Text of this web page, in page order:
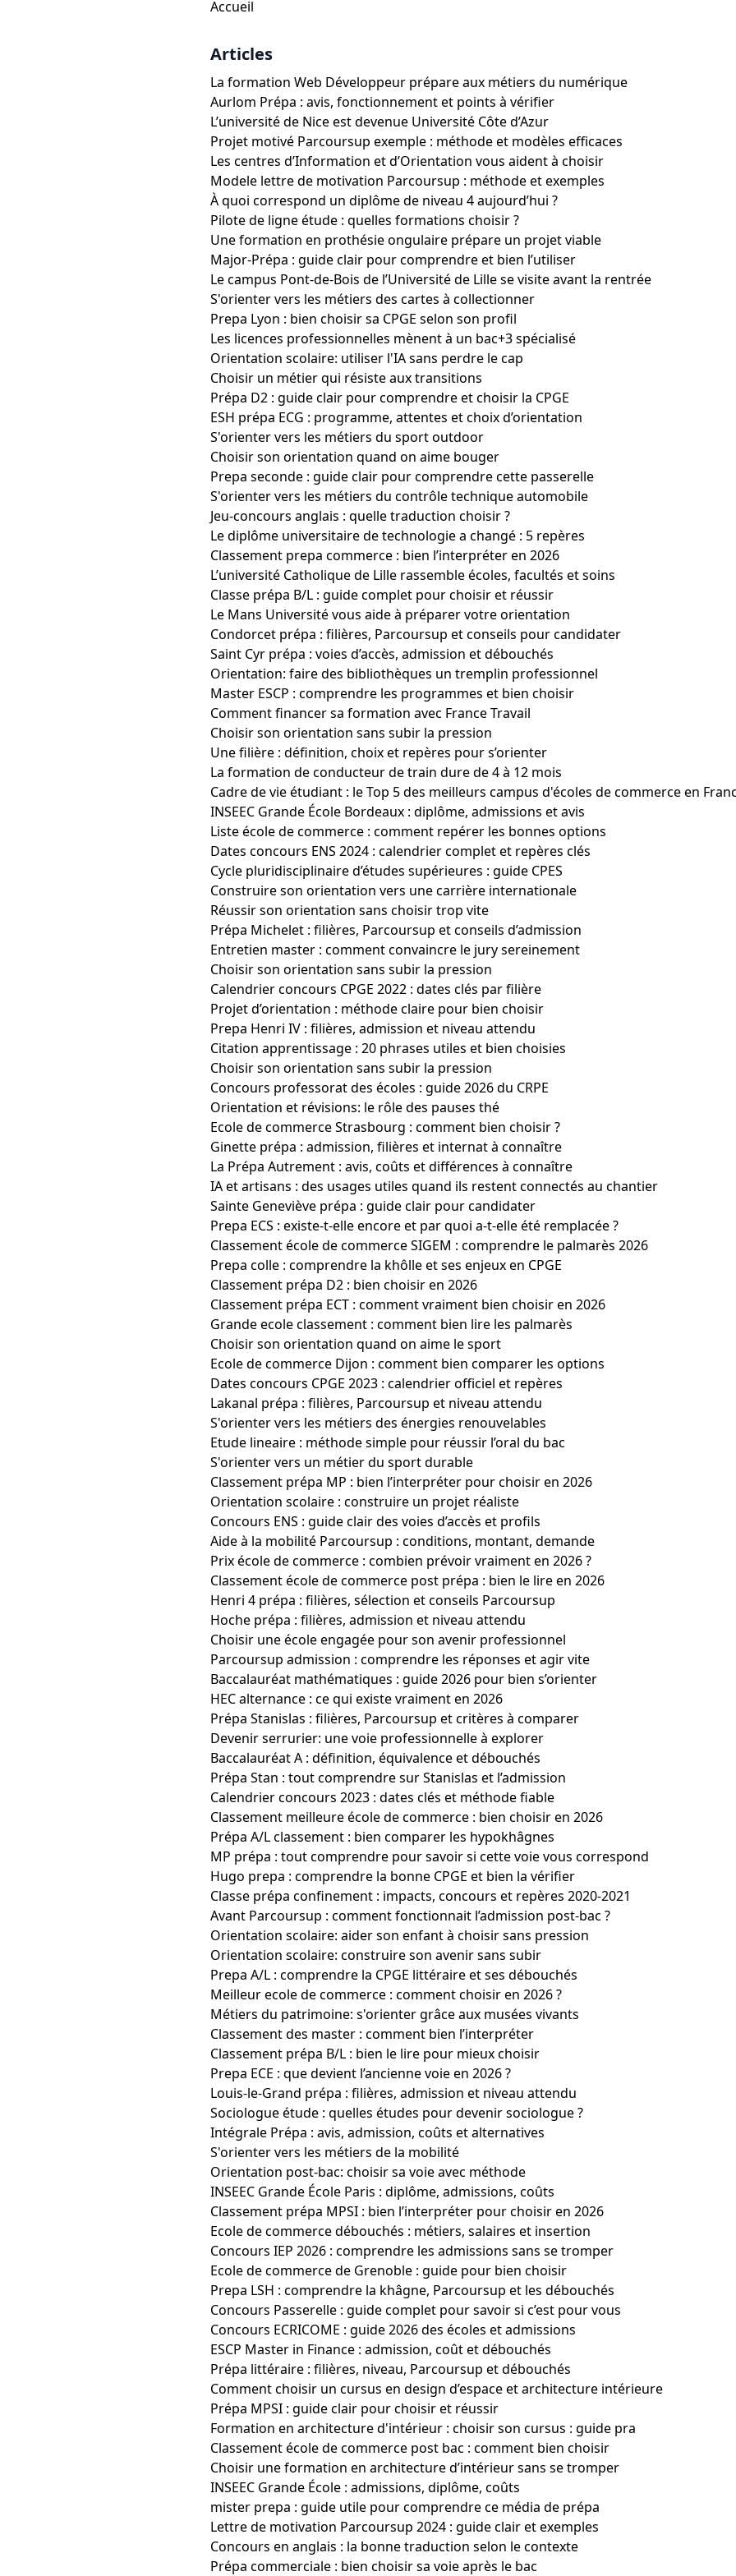
Accueil
Articles
La formation Web Développeur prépare aux métiers du numérique
Aurlom Prépa : avis, fonctionnement et points à vérifier
L’université de Nice est devenue Université Côte d’Azur
Projet motivé Parcoursup exemple : méthode et modèles efficaces
Les centres d’Information et d’Orientation vous aident à choisir
Modele lettre de motivation Parcoursup : méthode et exemples
À quoi correspond un diplôme de niveau 4 aujourd’hui ?
Pilote de ligne étude : quelles formations choisir ?
Une formation en prothésie ongulaire prépare un projet viable
Major-Prépa : guide clair pour comprendre et bien l’utiliser
Le campus Pont-de-Bois de l’Université de Lille se visite avant la rentrée
S'orienter vers les métiers des cartes à collectionner
Prepa Lyon : bien choisir sa CPGE selon son profil
Les licences professionnelles mènent à un bac+3 spécialisé
Orientation scolaire: utiliser l'IA sans perdre le cap
Choisir un métier qui résiste aux transitions
Prépa D2 : guide clair pour comprendre et choisir la CPGE
ESH prépa ECG : programme, attentes et choix d’orientation
S'orienter vers les métiers du sport outdoor
Choisir son orientation quand on aime bouger
Prepa seconde : guide clair pour comprendre cette passerelle
S'orienter vers les métiers du contrôle technique automobile
Jeu-concours anglais : quelle traduction choisir ?
Le diplôme universitaire de technologie a changé : 5 repères
Classement prepa commerce : bien l’interpréter en 2026
L’université Catholique de Lille rassemble écoles, facultés et soins
Classe prépa B/L : guide complet pour choisir et réussir
Le Mans Université vous aide à préparer votre orientation
Condorcet prépa : filières, Parcoursup et conseils pour candidater
Saint Cyr prépa : voies d’accès, admission et débouchés
Orientation: faire des bibliothèques un tremplin professionnel
Master ESCP : comprendre les programmes et bien choisir
Comment financer sa formation avec France Travail
Choisir son orientation sans subir la pression
Une filière : définition, choix et repères pour s’orienter
La formation de conducteur de train dure de 4 à 12 mois
Cadre de vie étudiant : le Top 5 des meilleurs campus d'écoles de commerce en
INSEEC Grande École Bordeaux : diplôme, admissions et avis
Liste école de commerce : comment repérer les bonnes options
Dates concours ENS 2024 : calendrier complet et repères clés
Cycle pluridisciplinaire d’études supérieures : guide CPES
Construire son orientation vers une carrière internationale
Réussir son orientation sans choisir trop vite
Prépa Michelet : filières, Parcoursup et conseils d’admission
Entretien master : comment convaincre le jury sereinement
Choisir son orientation sans subir la pression
Calendrier concours CPGE 2022 : dates clés par filière
Projet d’orientation : méthode claire pour bien choisir
Prepa Henri IV : filières, admission et niveau attendu
Citation apprentissage : 20 phrases utiles et bien choisies
Choisir son orientation sans subir la pression
Concours professorat des écoles : guide 2026 du CRPE
Orientation et révisions: le rôle des pauses thé
Ecole de commerce Strasbourg : comment bien choisir ?
Ginette prépa : admission, filières et internat à connaître
La Prépa Autrement : avis, coûts et différences à connaître
IA et artisans : des usages utiles quand ils restent connectés au chantier
Sainte Geneviève prépa : guide clair pour candidater
Prepa ECS : existe-t-elle encore et par quoi a-t-elle été remplacée ?
Classement école de commerce SIGEM : comprendre le palmarès 2026
Prepa colle : comprendre la khôlle et ses enjeux en CPGE
Classement prépa D2 : bien choisir en 2026
Classement prépa ECT : comment vraiment bien choisir en 2026
Grande ecole classement : comment bien lire les palmarès
Choisir son orientation quand on aime le sport
Ecole de commerce Dijon : comment bien comparer les options
Dates concours CPGE 2023 : calendrier officiel et repères
Lakanal prépa : filières, Parcoursup et niveau attendu
S'orienter vers les métiers des énergies renouvelables
Etude lineaire : méthode simple pour réussir l’oral du bac
S'orienter vers un métier du sport durable
Classement prépa MP : bien l’interpréter pour choisir en 2026
Orientation scolaire : construire un projet réaliste
Concours ENS : guide clair des voies d’accès et profils
Aide à la mobilité Parcoursup : conditions, montant, demande
Prix école de commerce : combien prévoir vraiment en 2026 ?
Classement école de commerce post prépa : bien le lire en 2026
Henri 4 prépa : filières, sélection et conseils Parcoursup
Hoche prépa : filières, admission et niveau attendu
Choisir une école engagée pour son avenir professionnel
Parcoursup admission : comprendre les réponses et agir vite
Baccalauréat mathématiques : guide 2026 pour bien s’orienter
HEC alternance : ce qui existe vraiment en 2026
Prépa Stanislas : filières, Parcoursup et critères à comparer
Devenir serrurier: une voie professionnelle à explorer
Baccalauréat A : définition, équivalence et débouchés
Prépa Stan : tout comprendre sur Stanislas et l’admission
Calendrier concours 2023 : dates clés et méthode fiable
Classement meilleure école de commerce : bien choisir en 2026
Prépa A/L classement : bien comparer les hypokhâgnes
MP prépa : tout comprendre pour savoir si cette voie vous correspond
Hugo prepa : comprendre la bonne CPGE et bien la vérifier
Classe prépa confinement : impacts, concours et repères 2020-2021
Avant Parcoursup : comment fonctionnait l’admission post-bac ?
Orientation scolaire: aider son enfant à choisir sans pression
Orientation scolaire: construire son avenir sans subir
Prepa A/L : comprendre la CPGE littéraire et ses débouchés
Meilleur ecole de commerce : comment choisir en 2026 ?
Métiers du patrimoine: s'orienter grâce aux musées vivants
Classement des master : comment bien l’interpréter
Classement prépa B/L : bien le lire pour mieux choisir
Prepa ECE : que devient l’ancienne voie en 2026 ?
Louis-le-Grand prépa : filières, admission et niveau attendu
Sociologue étude : quelles études pour devenir sociologue ?
Intégrale Prépa : avis, admission, coûts et alternatives
S'orienter vers les métiers de la mobilité
Orientation post-bac: choisir sa voie avec méthode
INSEEC Grande École Paris : diplôme, admissions, coûts
Classement prépa MPSI : bien l’interpréter pour choisir en 2026
Ecole de commerce débouchés : métiers, salaires et insertion
Concours IEP 2026 : comprendre les admissions sans se tromper
Ecole de commerce de Grenoble : guide pour bien choisir
Prepa LSH : comprendre la khâgne, Parcoursup et les débouchés
Concours Passerelle : guide complet pour savoir si c’est pour vous
Concours ECRICOME : guide 2026 des écoles et admissions
ESCP Master in Finance : admission, coût et débouchés
Prépa littéraire : filières, niveau, Parcoursup et débouchés
Comment choisir un cursus en design d’espace et architecture intérieure
Prépa MPSI : guide clair pour choisir et réussir
Formation en architecture d'intérieur : choisir son cursus : guide pra
Classement école de commerce post bac : comment bien choisir
Choisir une formation en architecture d’intérieur sans se tromper
INSEEC Grande École : admissions, diplôme, coûts
mister prepa : guide utile pour comprendre ce média de prépa
Lettre de motivation Parcoursup 2024 : guide clair et exemples
Concours en anglais : la bonne traduction selon le contexte
Prépa commerciale : bien choisir sa voie après le bac